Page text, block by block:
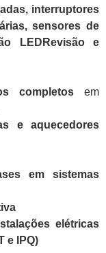
interruptores
sensores de
LEDRevisão e
completos em
e aquecedores
em sistemas
elétricas
e IPQ)